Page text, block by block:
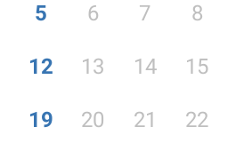
5 6 7 8
12 13 14 15
19 20 21 22